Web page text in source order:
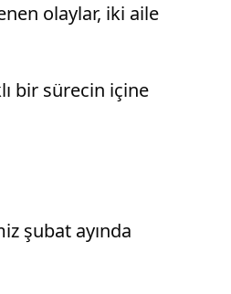
olaylar, iki aile
bir sürecin içine
şubat ayında